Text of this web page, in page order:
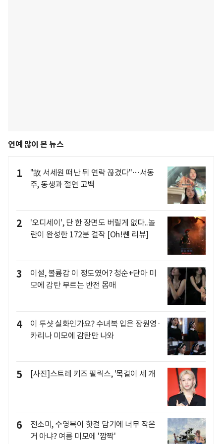
연예 많이 본 뉴스
1
"故 서세원 떠난 뒤 연락 끊겼다"…서동
주, 동생과 절연 고백
2
'오디세이', 단 한 장면도 버릴게 없다..놀
란이 완성한 172분 걸작 [Oh!쎈 리뷰]
3
이설, 볼륨감 이 정도였어? 청순+단아 미
모에 감탄 부르는 반전 몸매
4
이 투샷 실화인가요? 수녀복 입은 장원영·
카리나 미모에 감탄만 나와
5 [사진]스트레 키즈 필릭스, '목걸이 세 개
6
전소미, 수영복이 핫걸 담기에 너무 작은
거 아냐? 여름 미모에 '깜짝'